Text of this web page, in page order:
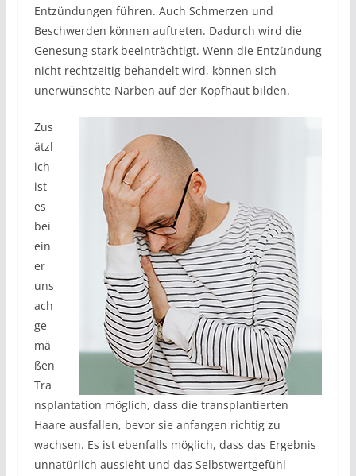
Entzündungen führen. Auch Schmerzen und
Beschwerden können auftreten. Dadurch wird die
Genesung stark beeinträchtigt. Wenn die Entzündung
nicht rechtzeitig behandelt wird, können sich
unerwünschte Narben auf der Kopfhaut bilden.
Zus
ätzl
ich
ist
es
bei
ein
er
uns
ach
ge
mä
ßen
Tra
nsplantation möglich, dass die transplantierten
Haare ausfallen, bevor sie anfangen richtig zu
wachsen. Es ist ebenfalls möglich, dass das Ergebnis
unnatürlich aussieht und das Selbstwertgefühl